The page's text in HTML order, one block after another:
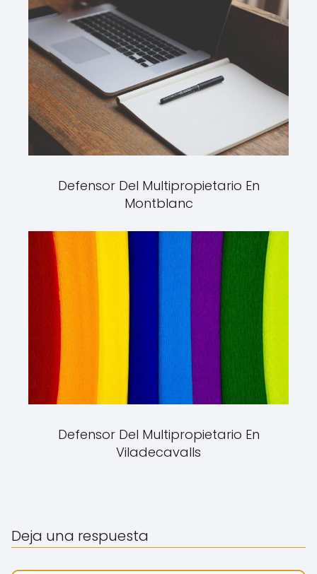
Defensor Del Multipropietario En
Montblanc
Defensor Del Multipropietario En
Viladecavalls
Deja una respuesta